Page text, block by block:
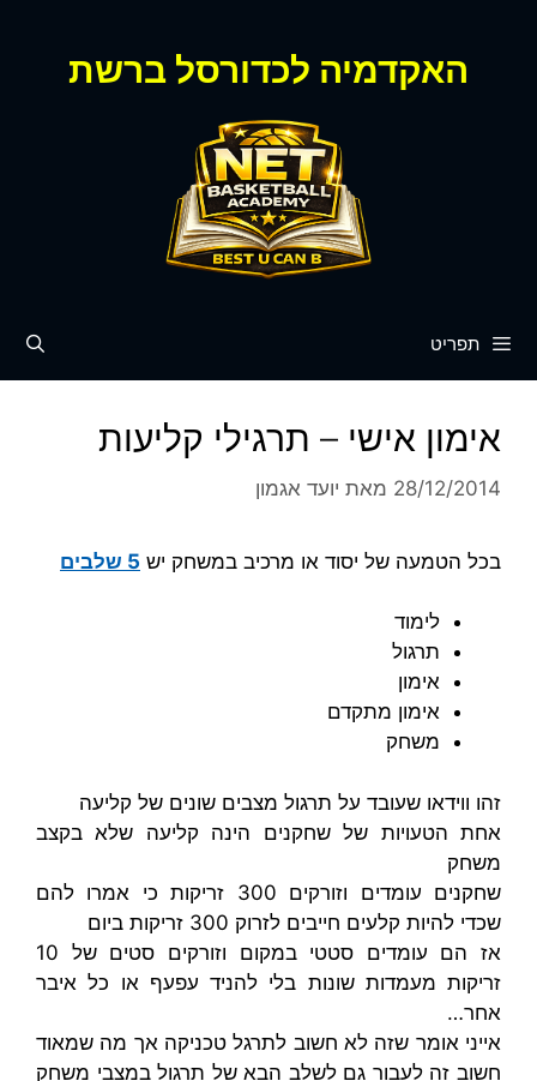
האקדמיה לכדורסל ברשת
תפריט
אימון אישי – תרגילי קליעות
28/12/2014 מאת יועד אגמון
בכל הטמעה של יסוד או מרכיב במשחק יש 5 שלבים
לימוד
תרגול
אימון
אימון מתקדם
משחק
זהו ווידאו שעובד על תרגול מצבים שונים של קליעה
אחת הטעויות של שחקנים הינה קליעה שלא בקצב
משחק
שחקנים עומדים וזורקים 300 זריקות כי אמרו להם
שכדי להיות קלעים חייבים לזרוק 300 זריקות ביום
אז הם עומדים סטטי במקום וזורקים סטים של 10
זריקות מעמדות שונות בלי להניד עפעף או כל איבר
אחר…
אייני אומר שזה לא חשוב לתרגל טכניקה אך מה שמאוד
חשוב זה לעבור גם לשלב הבא של תרגול במצבי משחק